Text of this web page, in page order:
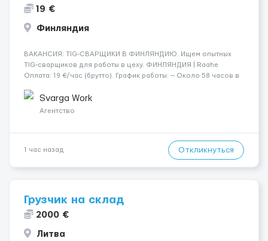
19 €
Финляндия
​​ВАКАНСИЯ: TIG-СВАРЩИКИ В ФИНЛЯНДИЮ. Ищем опытных
TIG-сварщиков для работы в цеху. ФИНЛЯНДИЯ | Raahe
Оплата: 19 €/час (брутто). График работы: — Около 58 часов в
переработки. Дата начала: — Как можно скорее....
Svarga Work
Агентство
1 час назад Откликнуться
Грузчик на склад
2000 €
Литва